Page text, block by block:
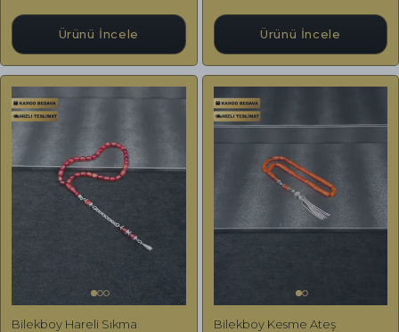
Ürünü İncele Ürünü İncele
Bilekboy Hareli Sıkma
Bilekboy Kesme Ateş